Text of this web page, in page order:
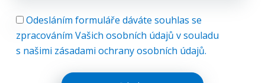
Odesláním formuláře dáváte souhlas se
zpracováním Vašich osobních údajů v souladu
s našimi zásadami ochrany osobních údajů.